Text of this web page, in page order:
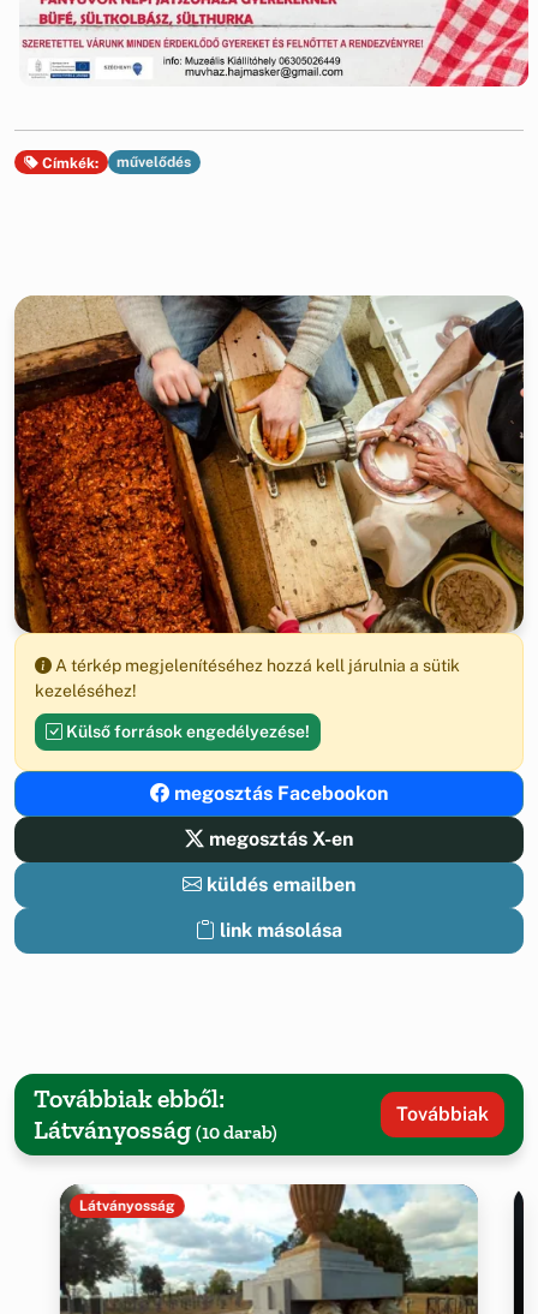
Címkék: művelődés
A térkép megjelenítéséhez hozzá kell járulnia a sütik
kezeléséhez!
Külső források engedélyezése!
megosztás Facebookon
megosztás X-en
küldés emailben
link másolása
Továbbiak ebből:
Látványosság (10 darab)
Továbbiak
Látványosság